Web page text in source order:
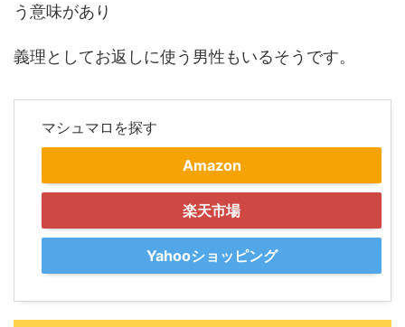
う意味があり
義理としてお返しに使う男性もいるそうです。
マシュマロを探す
Amazon
楽天市場
Yahooショッピング